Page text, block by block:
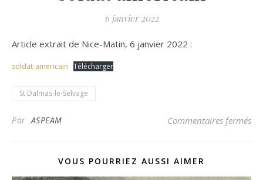
6 janvier 2022
Article extrait de Nice-Matin, 6 janvier 2022 :
soldat-americain Télécharger
St Dalmas-le-Selvage
ParASPEAM Commentaires fermés
VOUS POURRIEZ AUSSI AIMER